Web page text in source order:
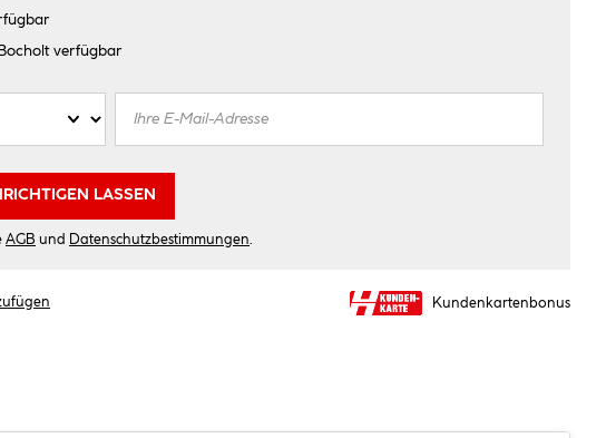
Bocholtverfügbar
LASSEN
AGB und Datenschutzbestimmungen
Kundenkartenbonus